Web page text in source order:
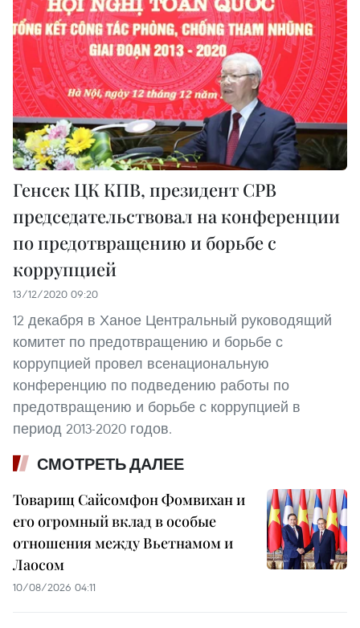
Генсек ЦК КПВ, президент СРВ
председательствовал на конференции
по предотвращению и борьбе с
коррупцией
13/12/2020 09:20
12 декабря в Ханое Центральный руководящий
комитет по предотвращению и борьбе с
коррупцией провел всенациональную
конференцию по подведению работы по
предотвращению и борьбе с коррупцией в
период 2013-2020 годов.
СМОТРЕТЬ ДАЛЕЕ
Товарищ Сайсомфон Фомвихан и
его огромный вклад в особые
отношения между Вьетнамом и
Лаосом
10/08/2026 04:11